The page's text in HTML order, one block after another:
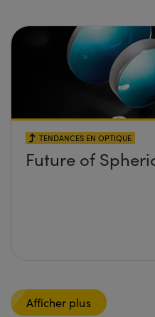
TENDANCES EN OPTIQUE
Future of
Afficher plus